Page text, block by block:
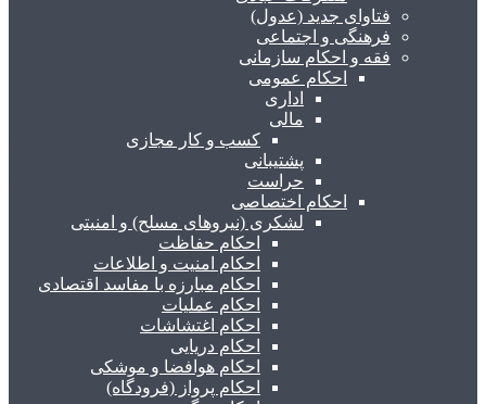
فتاوای جدید (عدول)
فرهنگی و اجتماعی
فقه و احکام سازمانی
احکام عمومی
اداری
مالی
کسب و کار مجازی
پشتیبانی
حراست
احکام اختصاصی
لشکری (نیروهای مسلح) و امنیتی
احکام حفاظت
احکام امنیت و اطلاعات
احکام مبارزه با مفاسد اقتصادی
احکام عملیات
احکام اغتشاشات
احکام دریایی
احکام هوافضا و موشکی
احکام پرواز (فرودگاه)